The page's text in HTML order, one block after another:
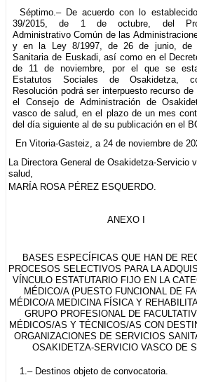
Séptimo.– De acuerdo con lo
39/2015, de 1 de octubre, del
Administrativo Común de las
y en la Ley 8/1997, de 26 de junio, de
Sanitaria de Euskadi, así como en el
de 11 de noviembre, por el que se
Estatutos Sociales de Osakidetza,
Resolución podrá ser interpuesto recurso de
el Consejo de Administración de
vasco de salud, en el plazo de un mes
del día siguiente al de su publicación en el
En Vitoria-Gasteiz, a 24 de noviembre de
La Directora General de Osakidetza-Servicio
salud,
MARÍA ROSA PÉREZ ESQUERDO.
ANEXO I
BASES ESPECÍFICAS QUE HAN DE
PROCESOS SELECTIVOS PARA LA
VÍNCULO ESTATUTARIO FIJO EN LA
MÉDICO/A (PUESTO FUNCIONAL DE
MÉDICO/A MEDICINA FÍSICA Y
GRUPO PROFESIONAL DE
MÉDICOS/AS Y TÉCNICOS/AS CON
ORGANIZACIONES DE SERVICIOS
OSAKIDETZA-SERVICIO VASCO DE
1.– Destinos objeto de convocatoria.